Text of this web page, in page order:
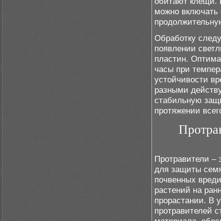
можно
Обработку
появлении
пластин.
часы при
устойчивости
разными
стабильную
протяжении
Протравители –
для защиты
почвенных
растений на
прорастании. В
протравителей